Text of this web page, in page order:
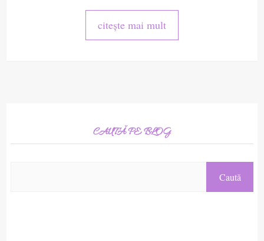
citește mai mult
CAUTĂ PE BLOG